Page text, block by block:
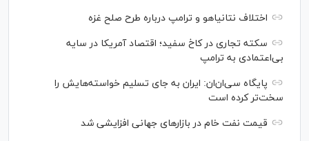
اختلاف نتانیاهو و ترامپ درباره طرح صلح غزه
سکته تجاری در کاخ سفید؛ اقتصاد آمریکا در سایه
بی‌اعتمادی به ترامپ
پایگاه سی‌ان‌ان: ایران به جای تسلیم خواسته‌هایش را
سخت‎‌تر کرده است
قیمت نفت خام در بازارهای جهانی افزایشی شد